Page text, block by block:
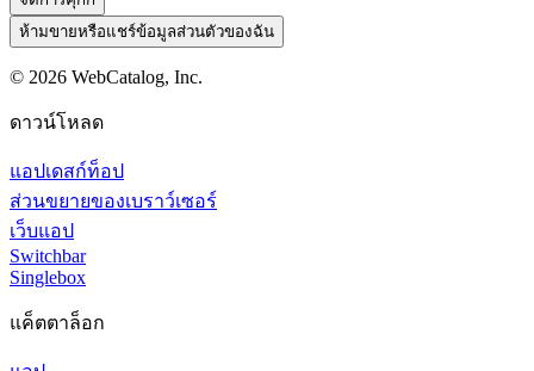
ห้ามขายหรือแชร์ข้อมูลส่วนตัวของฉัน
© 2026 WebCatalog, Inc.
ดาวน์โหลด
แอปเดสก์ท็อป
ส่วนขยายของเบราว์เซอร์
เว็บแอป
Switchbar
Singlebox
แค็ตตาล็อก